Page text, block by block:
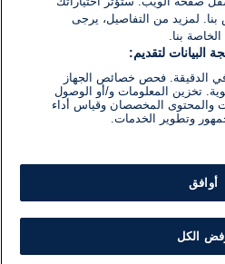
بنا. لمزيد من التفاصيل، يرجى
بنا.
البيانات لتقديم:
الدقيقة. فحص خصائص الجهاز
تخزين المعلومات و/أو الوصول
والمحتوى المخصصان وقياس أداء
وتطوير الخدمات.
أوافق
الكل